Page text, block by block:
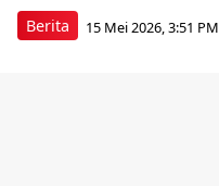
Berita 15 Mei 2026, 3:51 PM